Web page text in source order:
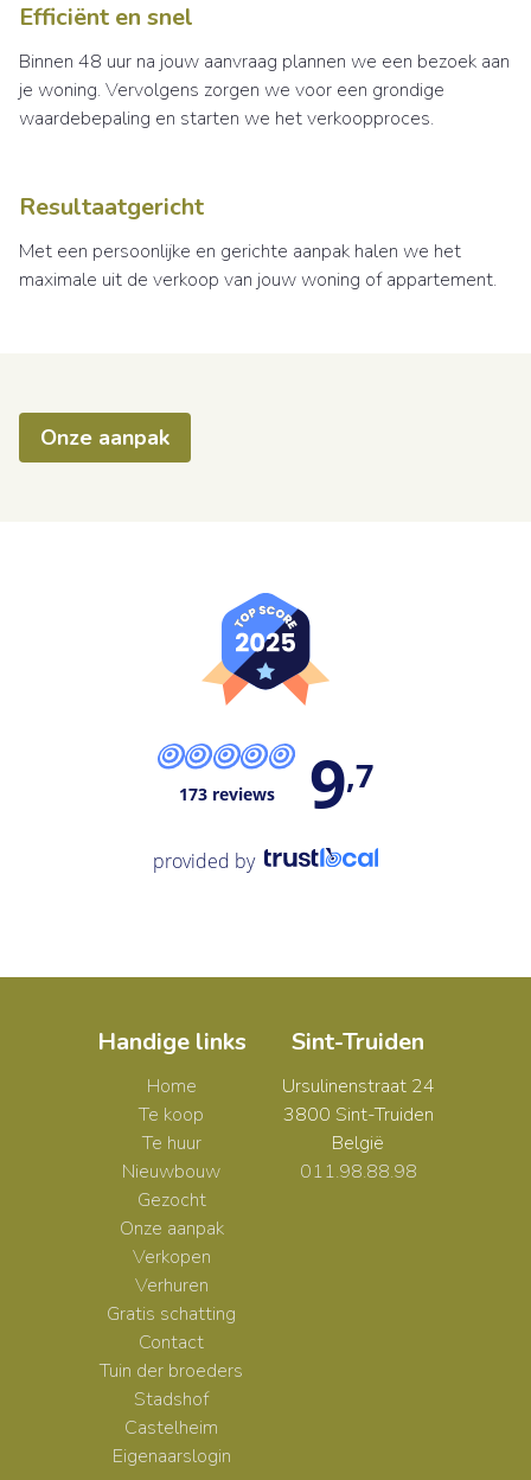
Efficiënt en snel
Binnen 48 uur na jouw aanvraag plannen we een bezoek aan
je woning. Vervolgens zorgen we voor een grondige
waardebepaling en starten we het verkoopproces.
Resultaatgericht
Met een persoonlijke en gerichte aanpak halen we het
maximale uit de verkoop van jouw woning of appartement.
Onze aanpak
173 reviews 9,7
provided by
Handige links
Home
Te koop
Te huur
Nieuwbouw
Gezocht
Onze aanpak
Verkopen
Verhuren
Gratis schatting
Contact
Tuin der broeders
Stadshof
Castelheim
Eigenaarslogin
Sint-Truiden
Ursulinenstraat 24
3800 Sint-Truiden
België
011.98.88.98